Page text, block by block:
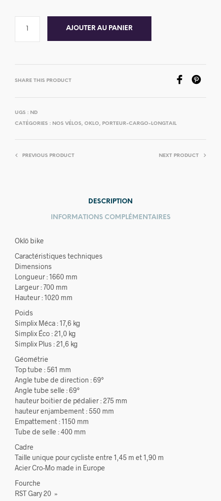
AJOUTER AU PANIER
SHARE THIS PRODUCT
UGS : ND
CATÉGORIES : NOS VÉLOS, OKLO, PORTEUR-CARGO-LONGTAIL
PREVIOUS PRODUCT NEXT PRODUCT
DESCRIPTION
INFORMATIONS COMPLÉMENTAIRES
Oklö bike
Caractéristiques techniques
Dimensions
Longueur : 1660 mm
Largeur : 700 mm
Hauteur : 1020 mm
Poids
Simplix Méca : 17,6 kg
Simplix Éco : 21,0 kg
Simplix Plus : 21,6 kg
Géométrie
Top tube : 561 mm
Angle tube de direction : 69°
Angle tube selle : 69°
hauteur boitier de pédalier : 275 mm
hauteur enjambement : 550 mm
Empattement : 1150 mm
Tube de selle : 400 mm
Cadre
Taille unique pour cycliste entre 1,45 m et 1,90 m
Acier Cro-Mo made in Europe
Fourche
RST Gary 20 »